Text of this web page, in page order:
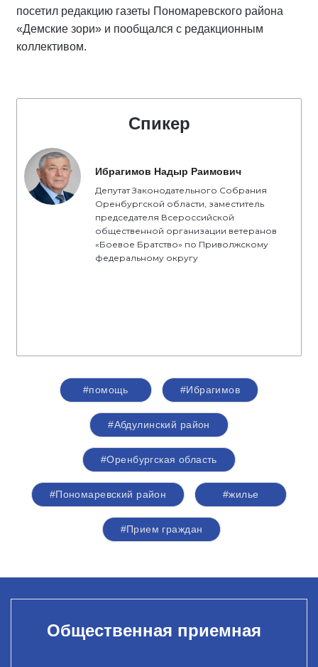
посетил редакцию газеты Пономаревского района
«Демские зори» и пообщался с редакционным
коллективом.
Спикер
Ибрагимов Надыр Раимович
Депутат Законодательного Собрания
Оренбургской области, заместитель
председателя Всероссийской
общественной организации ветеранов
«Боевое Братство» по Приволжскому
федеральному округу
#помощь #Ибрагимов
#Абдулинский район
#Оренбургская область
#Пономаревский район #жилье
#Прием граждан
Общественная приемная